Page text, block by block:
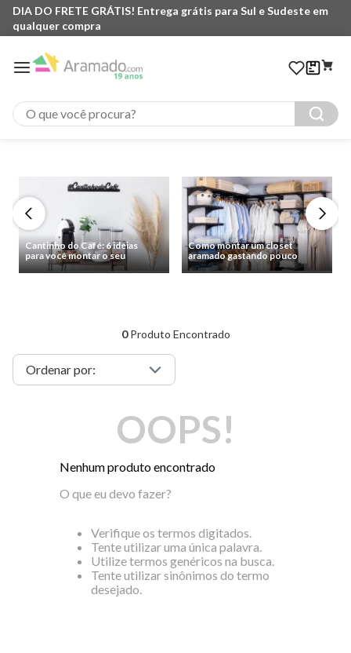
DIA DO FRETE GRÁTIS! Entrega grátis para Sul e Sudeste em
qualquer compra
O que você procura?
Cantinho do Café: 6 ideias
para você montar o seu
Como montar um closet
aramado gastando pouco
0Produto Encontrado
OOPS!
Nenhum produto encontrado
O que eu devo fazer?
Verifique os termos digitados.
Tente utilizar uma única palavra.
Utilize termos genéricos na busca.
Tente utilizar sinônimos do termo
desejado.